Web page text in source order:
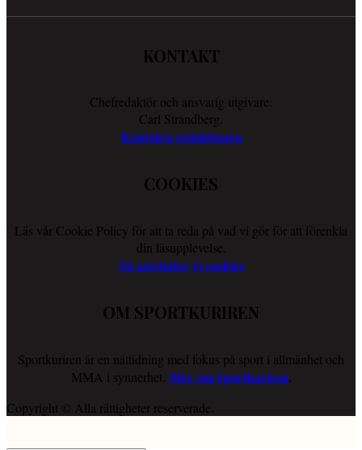
KONTAKT
Chefredaktör och ansvarig utgivare:
Carl Strandberg.
Kontakta redaktionen
COOKIES
Läs vår Cookie Policy för att ta reda på vad vi gör för att förenkla
din läsupplevelse.
Så använder vi cookies
OM SPORTKURIREN
Sportkuriren är en nättidning med fokus på sport i allmänhet och
MMA i synnerhet. Mer om Sportkuriren
Copyright © Alla rättigheter reserverade.